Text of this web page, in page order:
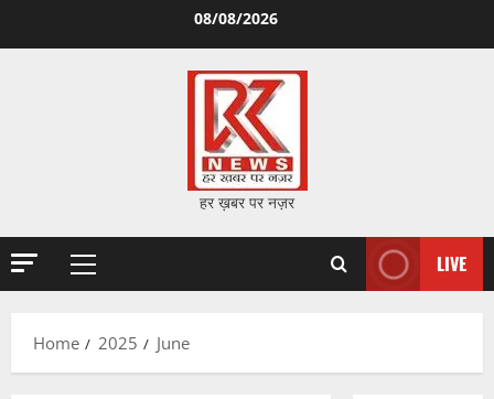
08/08/2026
हर ख़बर पर नज़र
Primary
LIVE
Home 2025 June